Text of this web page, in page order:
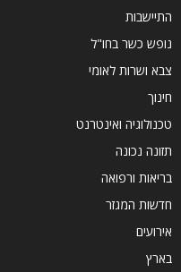
התיישבות
נופש כשר בחו"ל
צבא ושרות לאומי
חינוך
טכנולוגיה ואינטרנט
תזונה נכונה
בריאות ורפואה
חדשות המגזר
אירועים
בארץ